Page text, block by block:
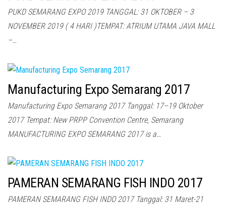
PUKD SEMARANG EXPO 2019 TANGGAL: 31 OKTOBER – 3
NOVEMBER 2019 ( 4 HARI )TEMPAT: ATRIUM UTAMA JAVA MALL
–…
Manufacturing Expo Semarang 2017
Manufacturing Expo Semarang 2017 Tanggal: 17–19 Oktober
2017 Tempat: New PRPP Convention Centre, Semarang
MANUFACTURING EXPO SEMARANG 2017 is a…
PAMERAN SEMARANG FISH INDO 2017
PAMERAN SEMARANG FISH INDO 2017 Tanggal: 31 Maret-21